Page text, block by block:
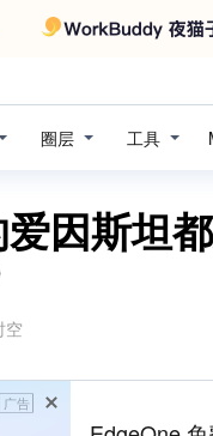
圈层 工具
因斯坦
空
广告